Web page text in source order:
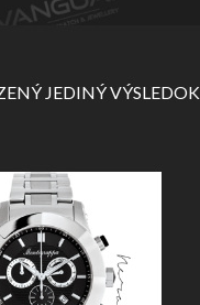
JEDINÝ VÝSLEDOK